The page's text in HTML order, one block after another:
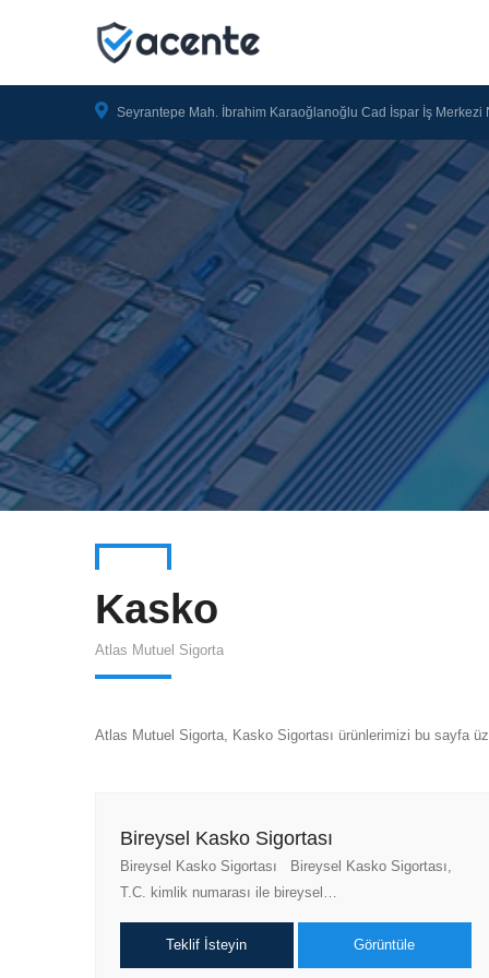
Seyrantepe Mah. İbrahim Karaoğlanoğlu Cad İspar İş Merkezi
Kasko
Atlas Mutuel Sigorta
Atlas Mutuel Sigorta, Kasko Sigortası ürünlerimizi bu sayfa
Bireysel Kasko Sigortası
Bireysel Kasko Sigortası Bireysel Kasko Sigortası,
T.C. kimlik numarası ile bireysel…
Teklif İsteyin Görüntüle